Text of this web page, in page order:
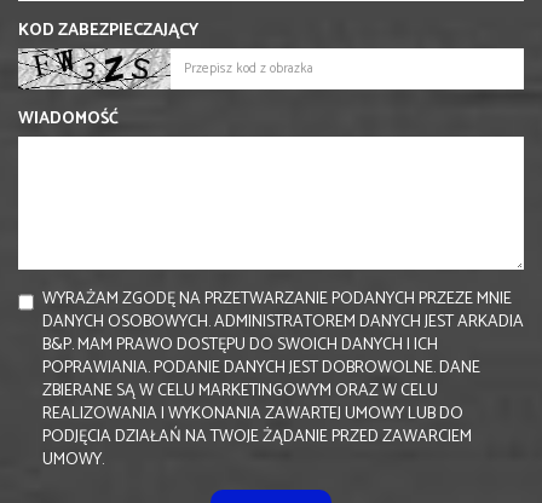
KOD ZABEZPIECZAJĄCY
WIADOMOŚĆ
WYRAŻAM ZGODĘ NA PRZETWARZANIE PODANYCH PRZEZE MNIE
DANYCH OSOBOWYCH. ADMINISTRATOREM DANYCH JEST ARKADIA
B&P. MAM PRAWO DOSTĘPU DO SWOICH DANYCH I ICH
POPRAWIANIA. PODANIE DANYCH JEST DOBROWOLNE. DANE
ZBIERANE SĄ W CELU MARKETINGOWYM ORAZ W CELU
REALIZOWANIA I WYKONANIA ZAWARTEJ UMOWY LUB DO
PODJĘCIA DZIAŁAŃ NA TWOJE ŻĄDANIE PRZED ZAWARCIEM
UMOWY.